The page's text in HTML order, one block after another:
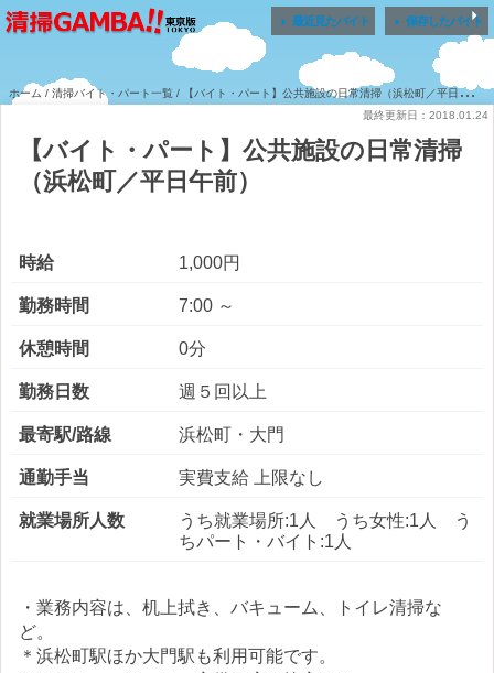
 最近見たバイト  保存したバイト
ホーム / 清掃バイト・パート一覧 / 【バイト・パート】公共施設の日常清掃（浜松町／平日午前）
最終更新日：2018.01.24
【バイト・パート】公共施設の日常清掃
（浜松町／平日午前）
時給 1,000円
勤務時間 7:00 ～
休憩時間 0分
勤務日数 週５回以上
最寄駅/路線 浜松町・大門
通勤手当 実費支給 上限なし
就業場所人数
うち就業場所:1人 うち女性:1人 う
ちパート・バイト:1人
・業務内容は、机上拭き、バキューム、トイレ清掃な
ど。
＊浜松町駅ほか大門駅も利用可能です。